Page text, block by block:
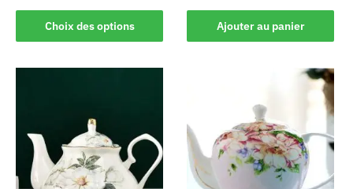
Choix des options Ajouter au panier